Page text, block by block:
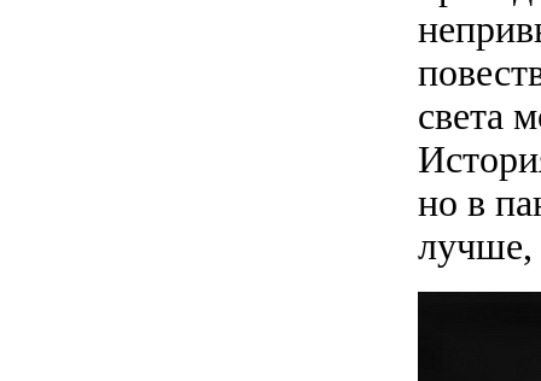
света
но в
лучше,